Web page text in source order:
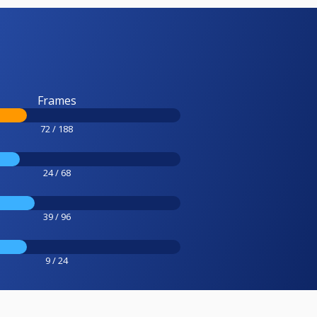
Frames
72 / 188
24 / 68
39 / 96
9 / 24